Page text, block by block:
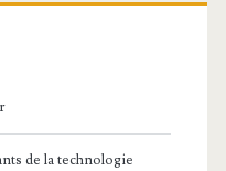
de la technologie